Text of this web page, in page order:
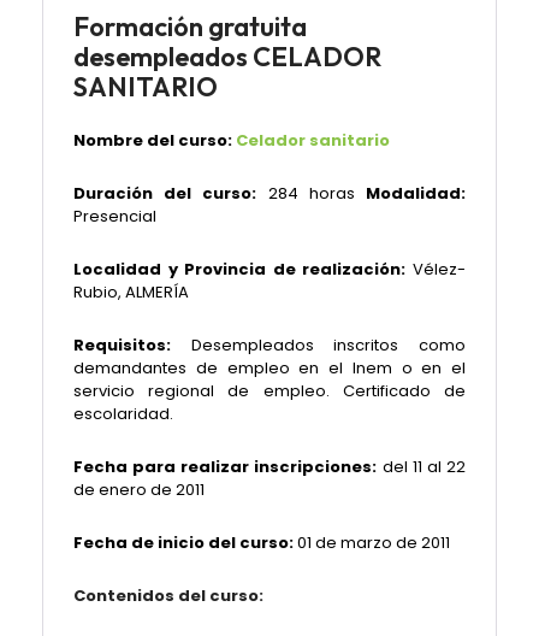
Formación gratuita
desempleados CELADOR
SANITARIO
Nombre del curso: Celador sanitario
Duración del curso: 284 horas Modalidad:
Presencial
Localidad y Provincia de realización: Vélez-
Rubio, ALMERÍA
Requisitos: Desempleados inscritos como
demandantes de empleo en el Inem o en el
servicio regional de empleo. Certificado de
escolaridad.
Fecha para realizar inscripciones: del 11 al 22
de enero de 2011
Fecha de inicio del curso:01 de marzo de 2011
Contenidos del curso: